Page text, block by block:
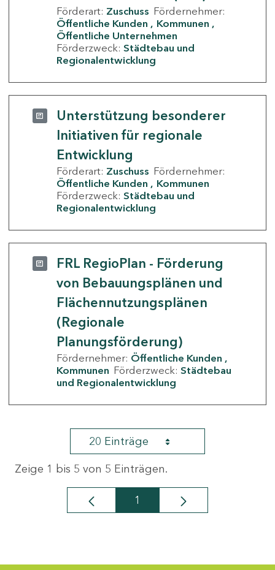
Förderart: Zuschuss Fördernehmer:
Öffentliche Kunden
Kommunen
Öffentliche Unternehmen
Förderzweck: Städtebau und
Regionalentwicklung
Unterstützung besonderer
Initiativen für regionale
Entwicklung
Förderart: Zuschuss Fördernehmer:
Öffentliche Kunden
Kommunen
Förderzweck: Städtebau und
Regionalentwicklung
FRL RegioPlan - Förderung
von Bebauungsplänen und
Flächennutzungsplänen
(Regionale
Planungsförderung)
Fördernehmer: Öffentliche Kunden
Kommunen Förderzweck: Städtebau
und Regionalentwicklung
20 Einträge
Zeige 1 bis 5 von 5 Einträgen.
Seite
1